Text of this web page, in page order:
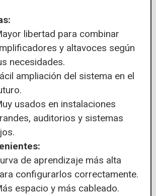
libertad para combinar
y altavoces según
necesidades.
ampliación del sistema en el
usados en instalaciones
auditorios y sistemas
de aprendizaje más alta
configurarlos correctamente.
espacio y más cableado.